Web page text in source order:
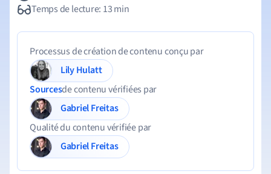
Temps de lecture: 13 min
Processus de création de contenu conçu par
Lily Hulatt
Sourcesde contenu vérifiées par
Gabriel Freitas
Qualité du contenu vérifiée par
Gabriel Freitas